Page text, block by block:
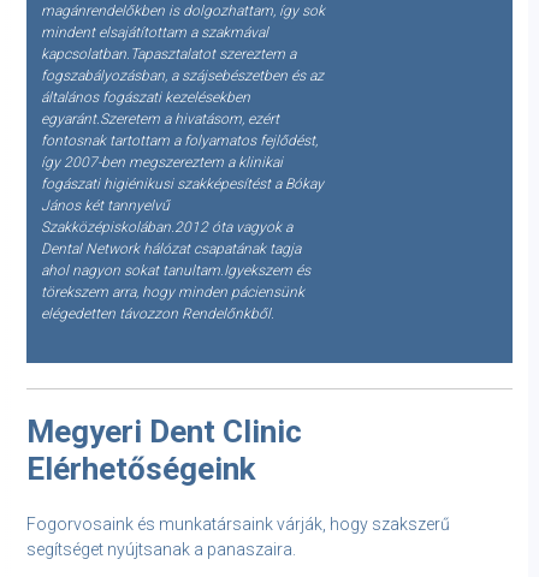
magánrendelőkben is dolgozhattam, így sok
mindent elsajátítottam a szakmával
kapcsolatban.Tapasztalatot szereztem a
fogszabályozásban, a szájsebészetben és az
általános fogászati kezelésekben
egyaránt.Szeretem a hivatásom, ezért
fontosnak tartottam a folyamatos fejlődést,
így 2007-ben megszereztem a klinikai
fogászati higiénikusi szakképesítést a Bókay
János két tannyelvű
Szakközépiskolában.2012 óta vagyok a
Dental Network hálózat csapatának tagja
ahol nagyon sokat tanultam.Igyekszem és
törekszem arra, hogy minden páciensünk
elégedetten távozzon Rendelőnkből.
Megyeri Dent Clinic
Elérhetőségeink
Fogorvosaink és munkatársaink várják, hogy szakszerű
segítséget nyújtsanak a panaszaira.